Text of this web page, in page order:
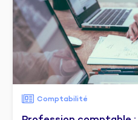
Comptabilité